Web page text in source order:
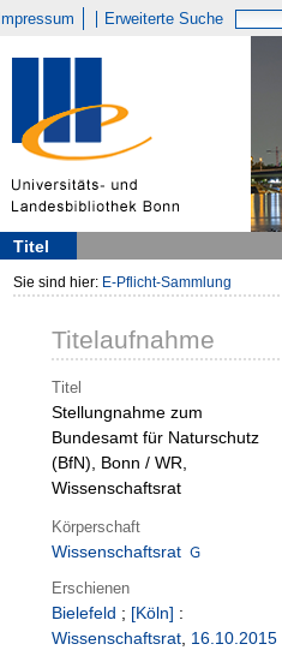
Impressum Erweiterte Suche
Titel
Sie sind hier: E-Pflicht-Sammlung
Titelaufnahme
Titel
Stellungnahme zum
Bundesamt für Naturschutz
(BfN), Bonn / WR,
Wissenschaftsrat
Körperschaft
Wissenschaftsrat
Erschienen
Bielefeld ; [Köln] :
Wissenschaftsrat, 16.10.2015